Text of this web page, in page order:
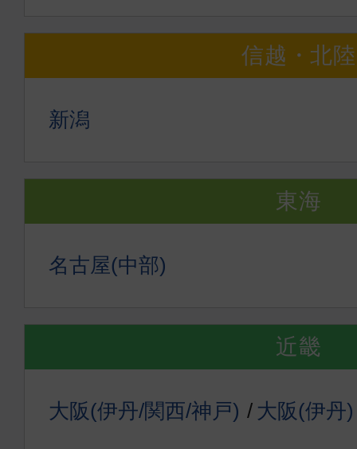
信越・北陸
新潟
東海
名古屋(中部)
近畿
大阪(伊丹/関西/神戸) 大阪(伊丹)